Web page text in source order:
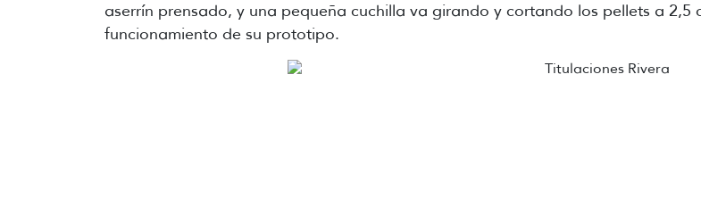
aserrín prensado, y una pequeña cuchilla va girando y cortando los pellets a 2,5
funcionamiento de su prototipo.